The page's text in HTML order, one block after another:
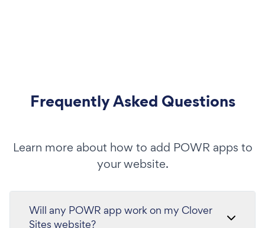
Frequently Asked Questions
Learn more about how to add POWR apps to
your website.
Will any POWR app work on my Clover
Sites website?